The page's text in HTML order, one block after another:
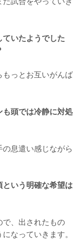
ていたようでした
っとお互いがんば
も頭では冷静に対処
息遣い感じながら
いう明確な希望は
、出されたもの
なっていきます。